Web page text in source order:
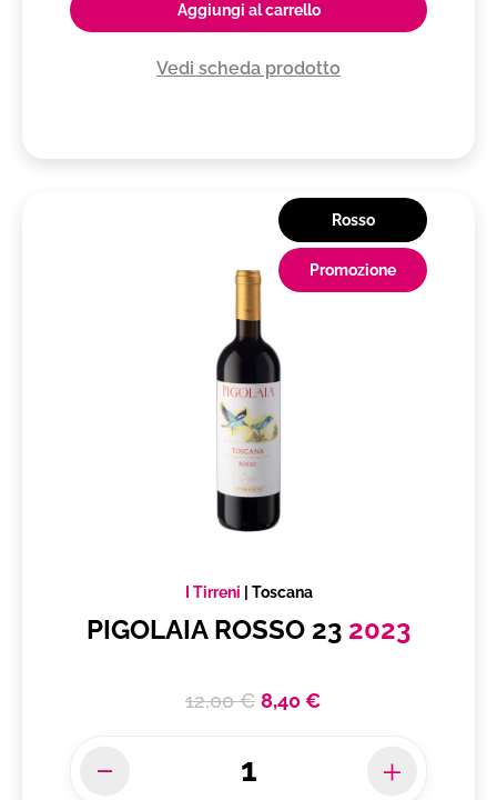
Aggiungi al carrello
Vedi scheda prodotto
Rosso
Promozione
I Tirreni Toscana
PIGOLAIA ROSSO 23 2023
12,00 € 8,40 €